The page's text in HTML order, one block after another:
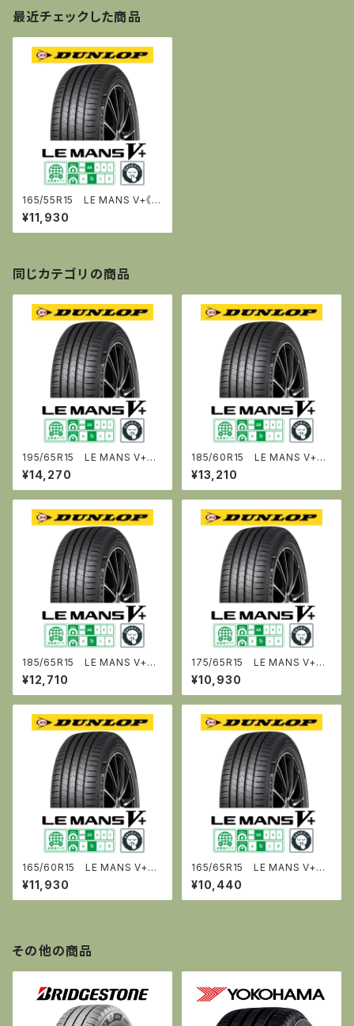
最近チェックした商品
165/55R15 LE MANS V+《ﾙ・
ﾏﾝ ﾌｧｲﾌﾞﾌﾟﾗｽ》 [ダンロップ]
¥11,930
同じカテゴリの商品
195/65R15 LE MANS V+
《ﾙ・ﾏﾝ ﾌｧｲﾌﾞﾌﾟﾗｽ》 [ダンロップ]
¥14,270
185/60R15 LE MANS V+
《ﾙ・ﾏﾝ ﾌｧｲﾌﾞﾌﾟﾗｽ》 [ダンロップ]
¥13,210
185/65R15 LE MANS V+
《ﾙ・ﾏﾝ ﾌｧｲﾌﾞﾌﾟﾗｽ》 [ダンロップ]
¥12,710
175/65R15 LE MANS V+
《ﾙ・ﾏﾝ ﾌｧｲﾌﾞﾌﾟﾗｽ》 [ダンロップ]
¥10,930
165/60R15 LE MANS V+
《ﾙ・ﾏﾝ ﾌｧｲﾌﾞﾌﾟﾗｽ》 [ダンロップ]
¥11,930
165/65R15 LE MANS V+
《ﾙ・ﾏﾝ ﾌｧｲﾌﾞﾌﾟﾗｽ》 [ダンロップ]
¥10,440
その他の商品